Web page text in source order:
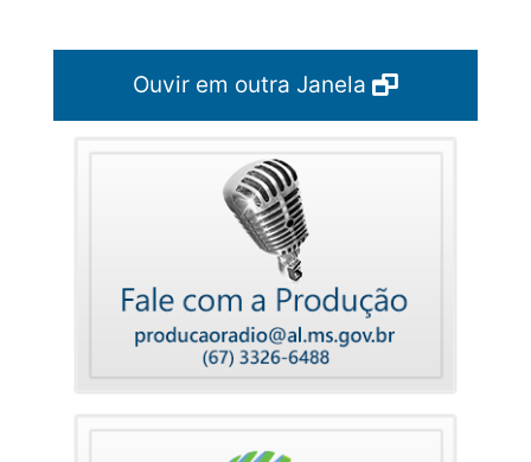
Ouvir em outra Janela